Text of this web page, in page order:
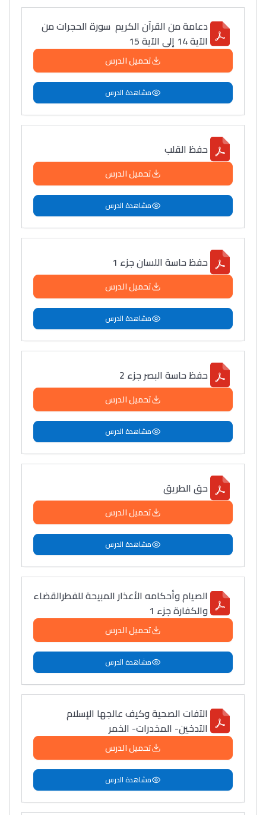
دعامة من القرآن الكريم سورة الحجرات من
الآية 14 إلى الآية 15
تحميل الدرس
مشاهدة الدرس
حفظ القلب
تحميل الدرس
مشاهدة الدرس
حفظ حاسة اللسان جزء 1
تحميل الدرس
مشاهدة الدرس
حفظ حاسة البصر جزء 2
تحميل الدرس
مشاهدة الدرس
حق الطريق
تحميل الدرس
مشاهدة الدرس
الصيام وأحكامه الأعذار المبيحة للفطرالقضاء
والكفارة جزء 1
تحميل الدرس
مشاهدة الدرس
الآفات الصحية وكيف عالجها الإسلام
التدخين- المخدرات- الخمر
تحميل الدرس
مشاهدة الدرس